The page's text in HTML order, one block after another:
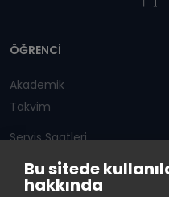
Bu sitede
hakkında
ÖĞRENCİ
Akademik
Takvim
Servis Saatleri
Duyurular